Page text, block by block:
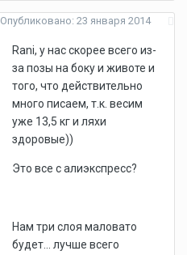
Опубликовано: 23 января 2014
Rani, у нас скорее всего из-
за позы на боку и животе и
того, что действительно
много писаем, т.к. весим
уже 13,5 кг и ляхи
здоровые))
Это все с алиэкспресс?
Нам три слоя маловато
будет... лучше всего